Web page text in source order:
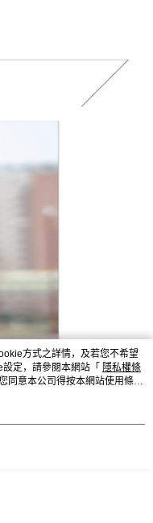
方式之詳情，及若您不希望
定，請參閱本網站「 隱私權條
同意本公司得按本網站使用條款